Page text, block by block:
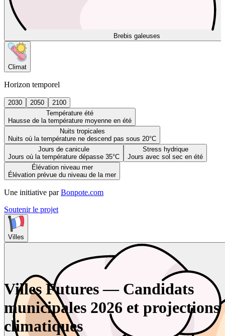
Brebis galeuses
Climat
Horizon temporel
2030 2050
2100
Température été
Hausse de la température moyenne en été
Nuits tropicales
Nuits où la température ne descend pas sous 20°C
Jours de canicule
Jours où la température dépasse 35°C
Stress hydrique
Jours avec sol sec en été
Élévation niveau mer
Élévation prévue du niveau de la mer
Une initiative par Bonpote.com
Soutenir le projet
Villes
Villes Futures — Candidats
municipales 2026 et projections
climatiques